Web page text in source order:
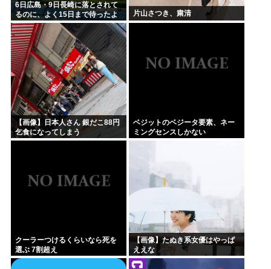
6日広島・9日長崎に落とされて
るのに、よく15日まで待ったよ
な
片山さつき、粛清
【画像】日本人さん 銀だこ88円
乞食になってしまう
ベジットのベジータ要素、ネー
ミングセンスしかない
クーラーつけるくらいなら死を
選ぶ 7割超え
【画像】たぬき系女優はやっぱ
ええな